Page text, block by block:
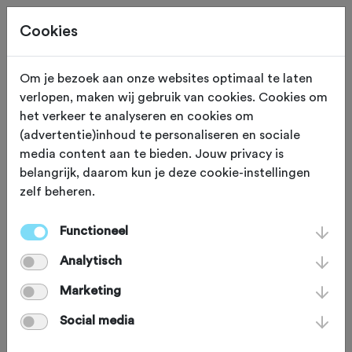
TOERTOCHTEN Gewijzigd op 19 juni 2024
De 6 van Lotto
‘De 6 van Lotto' is een serie
toertochten die Lotto sinds 2015
jaarlijks organiseert voor toerfietsers in
Nederland. De aftrap wordt gedaan
met de toertocht Omloop van
Cookies
Om je bezoek aan onze websites optimaal te laten
verlopen, maken wij gebruik van cookies. Cookies om
het verkeer te analyseren en cookies om
(advertentie)inhoud te personaliseren en sociale
media content aan te bieden. Jouw privacy is
belangrijk, daarom kun je deze cookie-instellingen
zelf beheren.
Functioneel
Analytisch
Marketing
Social media